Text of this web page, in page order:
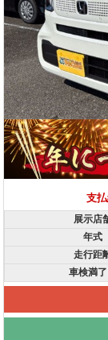
支払
展示店
年式
走行距
車検満了